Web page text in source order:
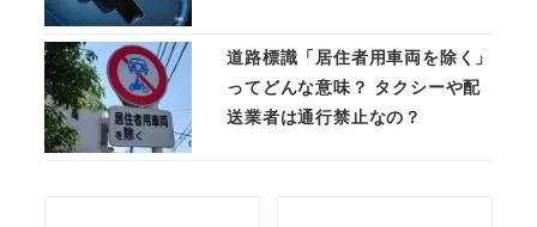
道路標識「居住者用車両を除く」
ってどんな意味？ タクシーや配
送業者は通行禁止なの？